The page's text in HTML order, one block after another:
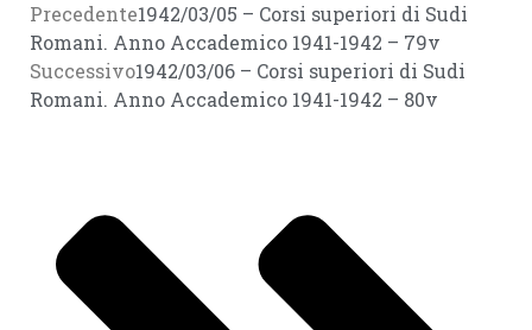
Precedente1942/03/05 – Corsi superiori di Sudi
Romani. Anno Accademico 1941-1942 – 79v
Successivo1942/03/06 – Corsi superiori di Sudi
Romani. Anno Accademico 1941-1942 – 80v